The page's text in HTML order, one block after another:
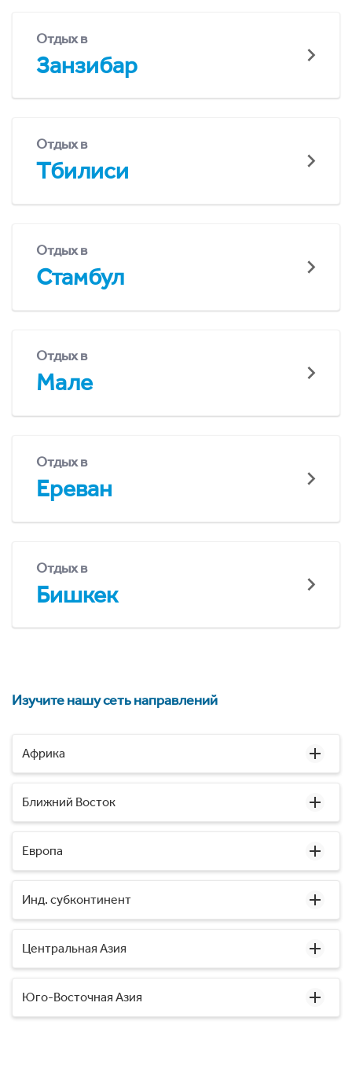
Отдых в
Занзибар
Отдых в
Тбилиси
Отдых в
Стамбул
Отдых в
Мале
Отдых в
Ереван
Отдых в
Бишкек
Изучите нашу сеть направлений
Африка
Ближний Восток
Европа
Инд. субконтинент
Центральная Азия
Юго-Восточная Азия